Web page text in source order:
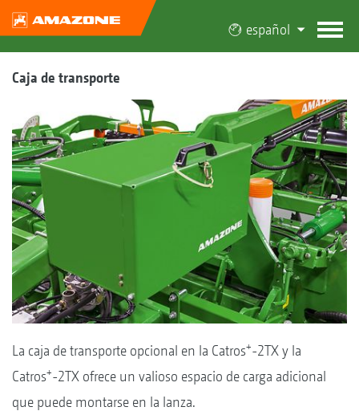
español
Caja de transporte
La caja de transporte opcional en la Catros+-2TX y la
Catros+-2TX ofrece un valioso espacio de carga adicional
que puede montarse en la lanza.